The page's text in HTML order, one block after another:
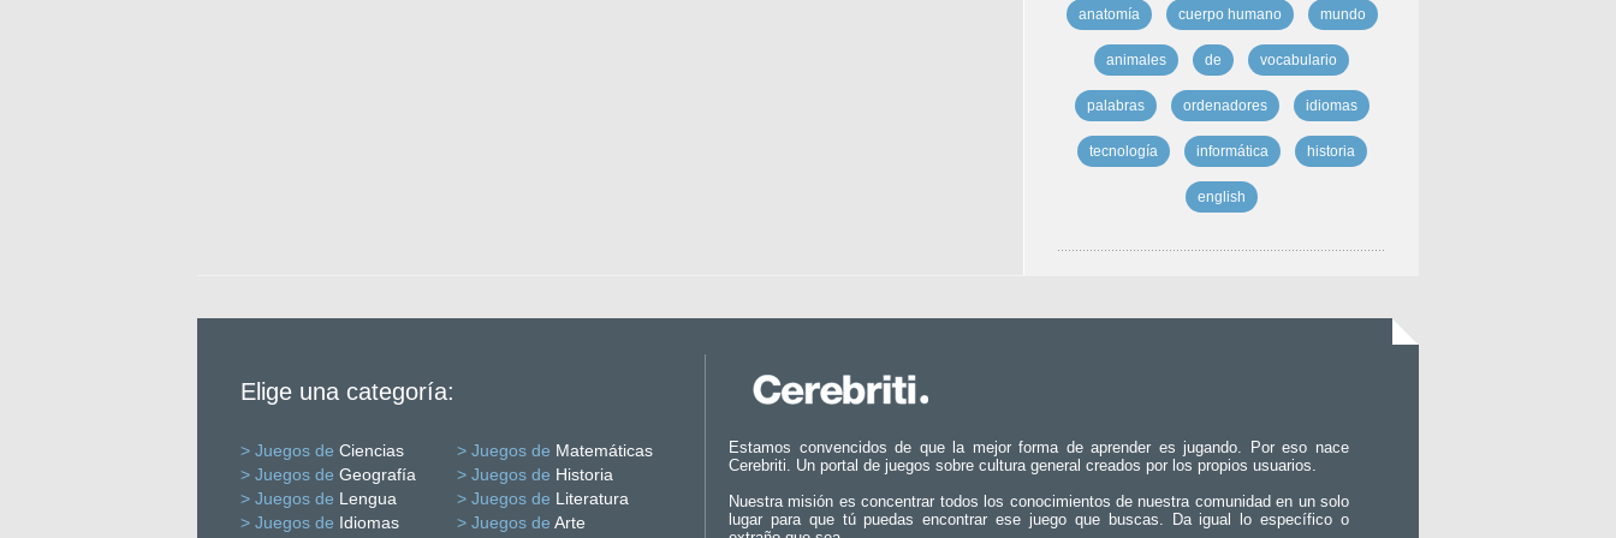
anatomía cuerpo humano mundo
animales de vocabulario
palabras ordenadores idiomas
tecnología informática historia
english
Elige una categoría:
> Juegos de Ciencias > Juegos de Matemáticas
> Juegos de Geografía > Juegos de Historia
> Juegos de Lengua > Juegos de Literatura
> Juegos de Idiomas > Juegos de Arte
Estamos convencidos de que la mejor forma de aprender es jugando. Por eso nace
Cerebriti. Un portal de juegos sobre cultura general creados por los propios usuarios.
Nuestra misión es concentrar todos los conocimientos de nuestra comunidad en un solo
lugar para que tú puedas encontrar ese juego que buscas. Da igual lo específico o